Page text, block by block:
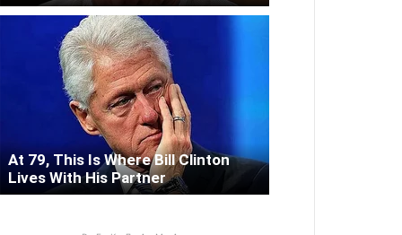
At 79, This Is Where Bill Clinton
Lives With His Partner